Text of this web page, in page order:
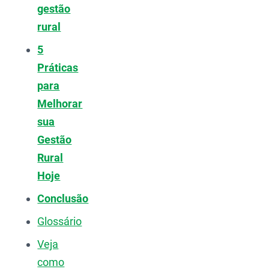
gestão
rural
5
Práticas
para
Melhorar
sua
Gestão
Rural
Hoje
Conclusão
Glossário
Veja
como